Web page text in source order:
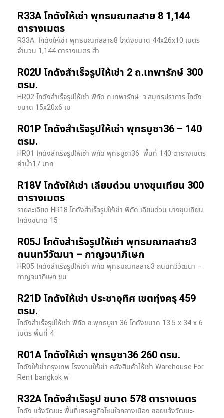
R33A โกดังให้เช่า พุทธมณฑลสาย 8 1,144
ตารางเมตร
R33A โกดังให่เช่า พุทธมณฑลสาย8 โกดังขนาด 44x26x10 เมตร
จำนวน 1,144 ตารางเมตร สำ
R02U โกดังสำเร็จรูปให้เช่า 2 ถ.เทพารักษ์ 300
ตรม.
HR02 โกดังสำเร็จรูปให้เช่า พิกัด ถ.เทพารักษ์ จ.สมุทรปราการ โกดัง
ขนาด 15x20x6 เม
R01P โกดังสำเร็จรูปให้เช่า พุทธบูชา36 – 140
ตรม.
HR01 โกดังสำเร็จรูปให้เช่า พิกัด พุทธบูชา36 พื้นที่ 140 ตารางเมตร
ค่าน้ำ17 บาท
R18V โกดังให้เช่า เลียบด่วน บางขุนเทียน 300
ตารางเมตร
รายละเอียด HR18 โกดังสำเร็จรูปให้เช่า พิกัด เลียบด่วน​ บางขุนเทียน​
โกดังขนาด 15
R05J โกดังสำเร็จรูปให้เช่า พุทธมณฑลสาย3
ถนนทวีวัฒนา – กาญจนาภิเษก
HR05 โกดังสำเร็จรูปให้เช่า พิกัด พุทธมณฑลสาย3 ถนนทวีวัฒนา –
กาญจนาภิเษก ขน
R21D โกดังให้เช่า ประชาอุทิศ เขตทุ่งครุ 459
ตรม.
โกดังสำเร็จรูปให้เช่า พิกัด ซ.พุทธบูชา 36 โกดังขนาด 13.5 x 34 x 6
เมตร พื้นที่ 4
R01A โกดังให้เช่า พุทธบูชา36 260 ตรม.
โกดังให้เช่ากรุงเทพ โรงงานให้เช่า คลังสินค้าให้เช่า Warehouse For
Rent bangkok พ
R32A โกดังสำเร็จรูป ขนาด 578 ตารางเมตร
โกดัง แจ้งวัฒนะ พื้นที่เศรษฐกิจโซนใจกลางเมือง ซอยแจ้งวัฒนะ-